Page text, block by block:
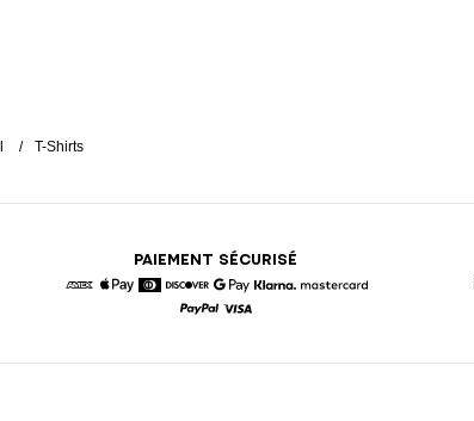
T-Shirts
PAIEMENT SÉCURISÉ
American Express
Apple Pay
DinersDiscoverGoogle Pay